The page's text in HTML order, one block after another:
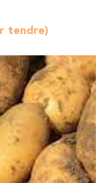
tendre)